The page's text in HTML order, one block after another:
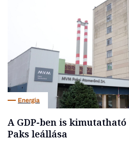
Energia
A GDP-ben is
Paks leállása